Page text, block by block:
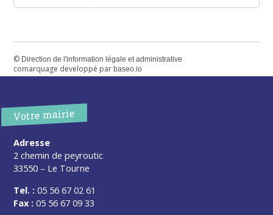
© Direction de l'information légale et administrative
comarquage developpé parbaseo.io
Votre mairie
Adresse
2 chemin de peyroutic
33550 – Le Tourne
Tel. : 05 56 67 02 61
Fax : 05 56 67 09 33